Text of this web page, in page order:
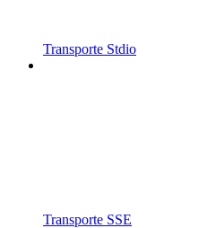
Transporte Stdio
Transporte SSE